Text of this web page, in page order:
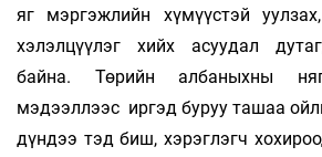
яг мэргэжлийн хүмүүстэй
хэлэлцүүлэг хийх асуудал
байна. Төрийн албаныхны
мэдээллээс иргэд буруу ташаа
дүндээ тэд биш, хэрэглэгч